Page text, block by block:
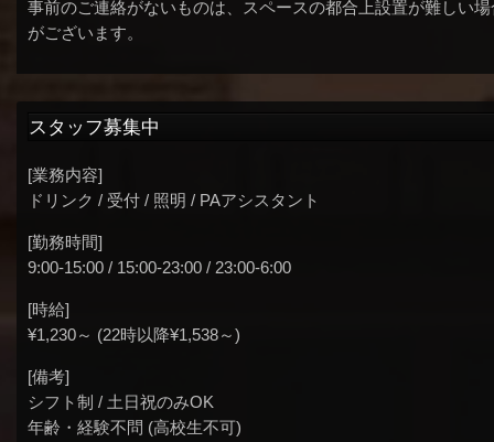
事前のご連絡がないものは、スペースの都合上設置が難しい場
がございます。
スタッフ募集中
[業務内容]
ドリンク / 受付 / 照明 / PAアシスタント
[勤務時間]
9:00-15:00 / 15:00-23:00 / 23:00-6:00
[時給]
¥1,230～ (22時以降¥1,538～)
[備考]
シフト制 / 土日祝のみOK
年齢・経験不問 (高校生不可)